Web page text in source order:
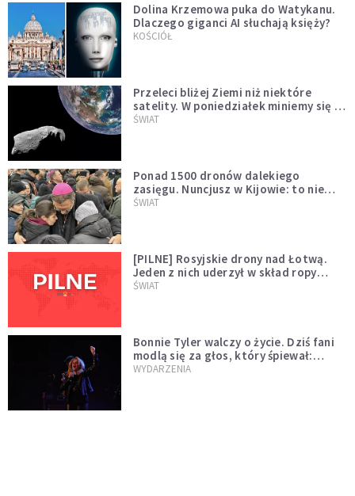
Dolina Krzemowa puka do Watykanu.
Dlaczego giganci AI słuchają księży?
KOŚCIÓŁ
Przeleci bliżej Ziemi niż niektóre
satelity. W poniedziałek miniemy się z
asteroidą, która poprzedzi znacznie
ŚWIAT
Ponad 1500 dronów dalekiego
zasięgu. Nuncjusz w Kijowie: to nie
wygląda na wolę zakończenia wojny
ŚWIAT
[PILNE] Rosyjskie drony nad Łotwą.
Jeden z nich uderzył w skład ropy
naftowej
ŚWIAT
Bonnie Tyler walczy o życie. Dziś fani
modlą się za głos, który śpiewał:
"Lord, help me"
WYDARZENIA